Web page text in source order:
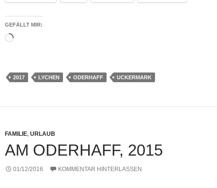
GEFÄLLT MIR:
Wird
2017 LYCHEN ODERHAFF UCKERMARK
FAMILIE, URLAUB
AM ODERHAFF, 2015
01/12/2016 KOMMENTAR HINTERLASSEN